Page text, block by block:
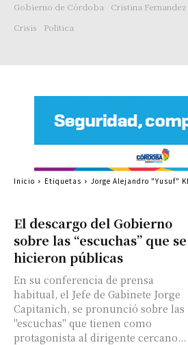
Gobierno de Córdoba
Cristina
Crisis
Politica
El descargo del Gobierno
sobre las “escuchas” que se
hicieron públicas
En su conferencia de prensa
habitual, el Jefe de Gabinete Jorge
Capitanich, se pronunció sobre las
"escuchas" que tienen como
protagonista al dirigente cercano...
Inicio Etiquetas Jorge Alejandro "Yusuf"